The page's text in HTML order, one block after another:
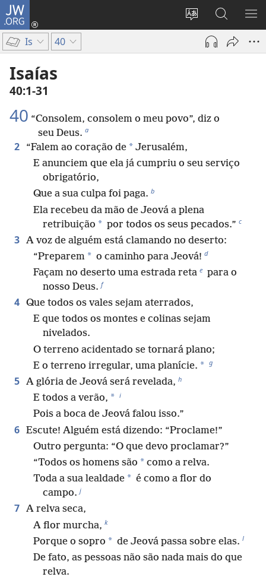
JW.ORG
Mudar
idioma
Log
Buscar
no
JW.ORG
Is 40
Isaías
40:1-31
40 “Consolem, consolem o meu povo”, diz o
seu Deus. a
2 “Falem ao coração de * Jerusalém,
E anunciem que ela já cumpriu o seu serviço
obrigatório,
Que a sua culpa foi paga. b
Ela recebeu da mão de Jeová a plena
retribuição * por todos os seus pecados.” c
3 A voz de alguém está clamando no deserto:
“Preparem * o caminho para Jeová! d
Façam no deserto uma estrada reta e para o
nosso Deus. f
4 Que todos os vales sejam aterrados,
E que todos os montes e colinas sejam
nivelados.
O terreno acidentado se tornará plano;
E o terreno irregular, uma planície. * g
5 A glória de Jeová será revelada, h
E todos a verão, * i
Pois a boca de Jeová falou isso.”
6 Escute! Alguém está dizendo: “Proclame!”
Outro pergunta: “O que devo proclamar?”
“Todos os homens são * como a relva.
Toda a sua lealdade * é como a flor do
campo. j
7 A relva seca,
A flor murcha, k
Porque o sopro * de Jeová passa sobre elas. l
De fato, as pessoas não são nada mais do que
relva.